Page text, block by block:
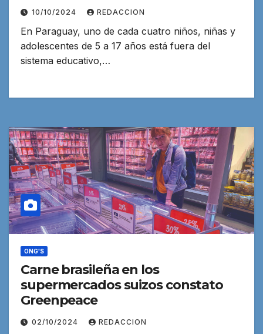
10/10/2024 REDACCION
En Paraguay, uno de cada cuatro niños, niñas y
adolescentes de 5 a 17 años está fuera del
sistema educativo,…
ONG'S
Carne brasileña en los
supermercados suizos constato
Greenpeace
02/10/2024 REDACCION